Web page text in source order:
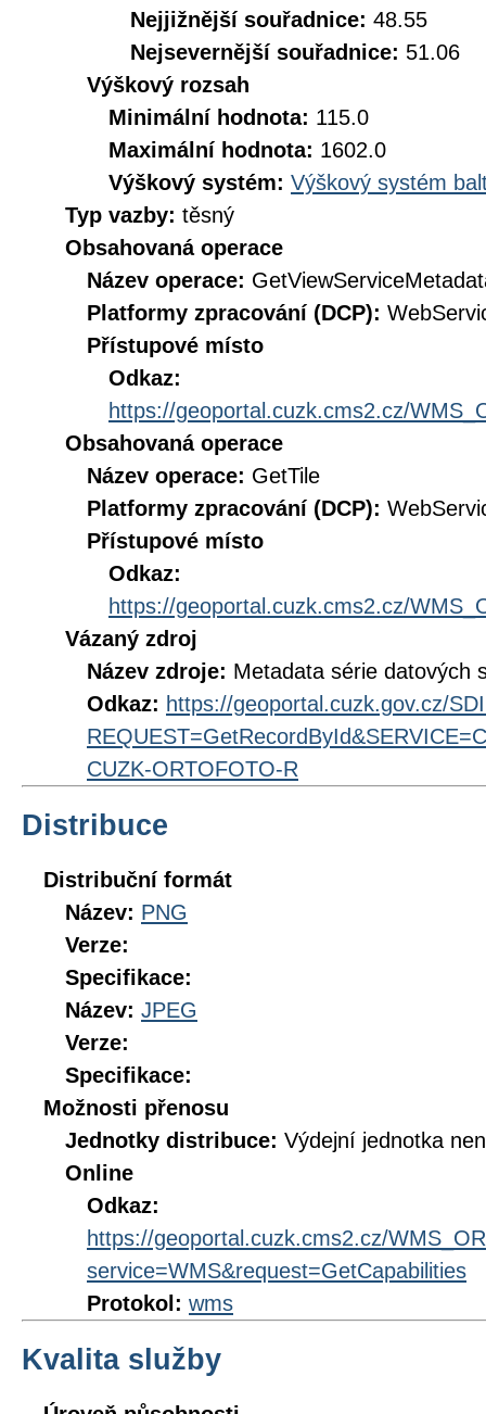
Nejjižnější souřadnice: 48.55
Nejsevernější souřadnice: 51.06
Výškový rozsah
Minimální hodnota: 115.0
Maximální hodnota: 1602.0
Výškový systém: Výškový systém
Typ vazby: těsný
Obsahovaná operace
Název operace:
Platformy zpracování (DCP):
Přístupové místo
Odkaz:
https://geoportal.cuzk.cms2.cz/
Obsahovaná operace
Název operace: GetTile
Platformy zpracování (DCP):
Přístupové místo
Odkaz:
https://geoportal.cuzk.cms2.cz/
Vázaný zdroj
Název zdroje: Metadata série datových
Odkaz: https://geoportal.cuzk.gov.cz/
CUZK-ORTOFOTO-R
Distribuce
Distribuční formát
Název: PNG
Verze:
Specifikace:
Název: JPEG
Verze:
Specifikace:
Možnosti přenosu
Jednotky distribuce: Výdejní jednotka
Online
Odkaz:
https://geoportal.cuzk.cms2.cz/
service=WMS&request=GetCapabilities
Protokol: wms
Kvalita služby